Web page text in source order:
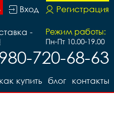
Регистрация
Вход
Режим работы:
Пн-Пт 10.00-19.00
-
720-68-63
контакты
блог
как купить